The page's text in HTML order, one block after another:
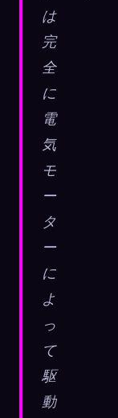
は
完
全
に
電
気
モ
ー
タ
ー
に
よ
っ
て
駆
動